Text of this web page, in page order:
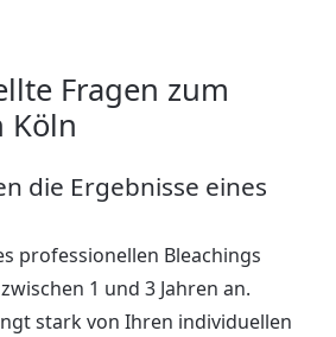
Fragen zum
Köln
die Ergebnisse eines
professionellen Bleachings
1 und 3 Jahren an.
stark von Ihren individuellen